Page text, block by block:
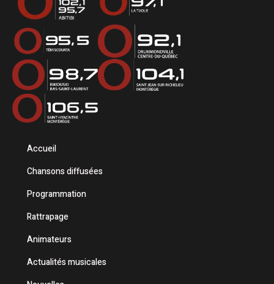
Accueil
Chansons diffusées
Programmation
Rattrapage
Animateurs
Actualités musicales